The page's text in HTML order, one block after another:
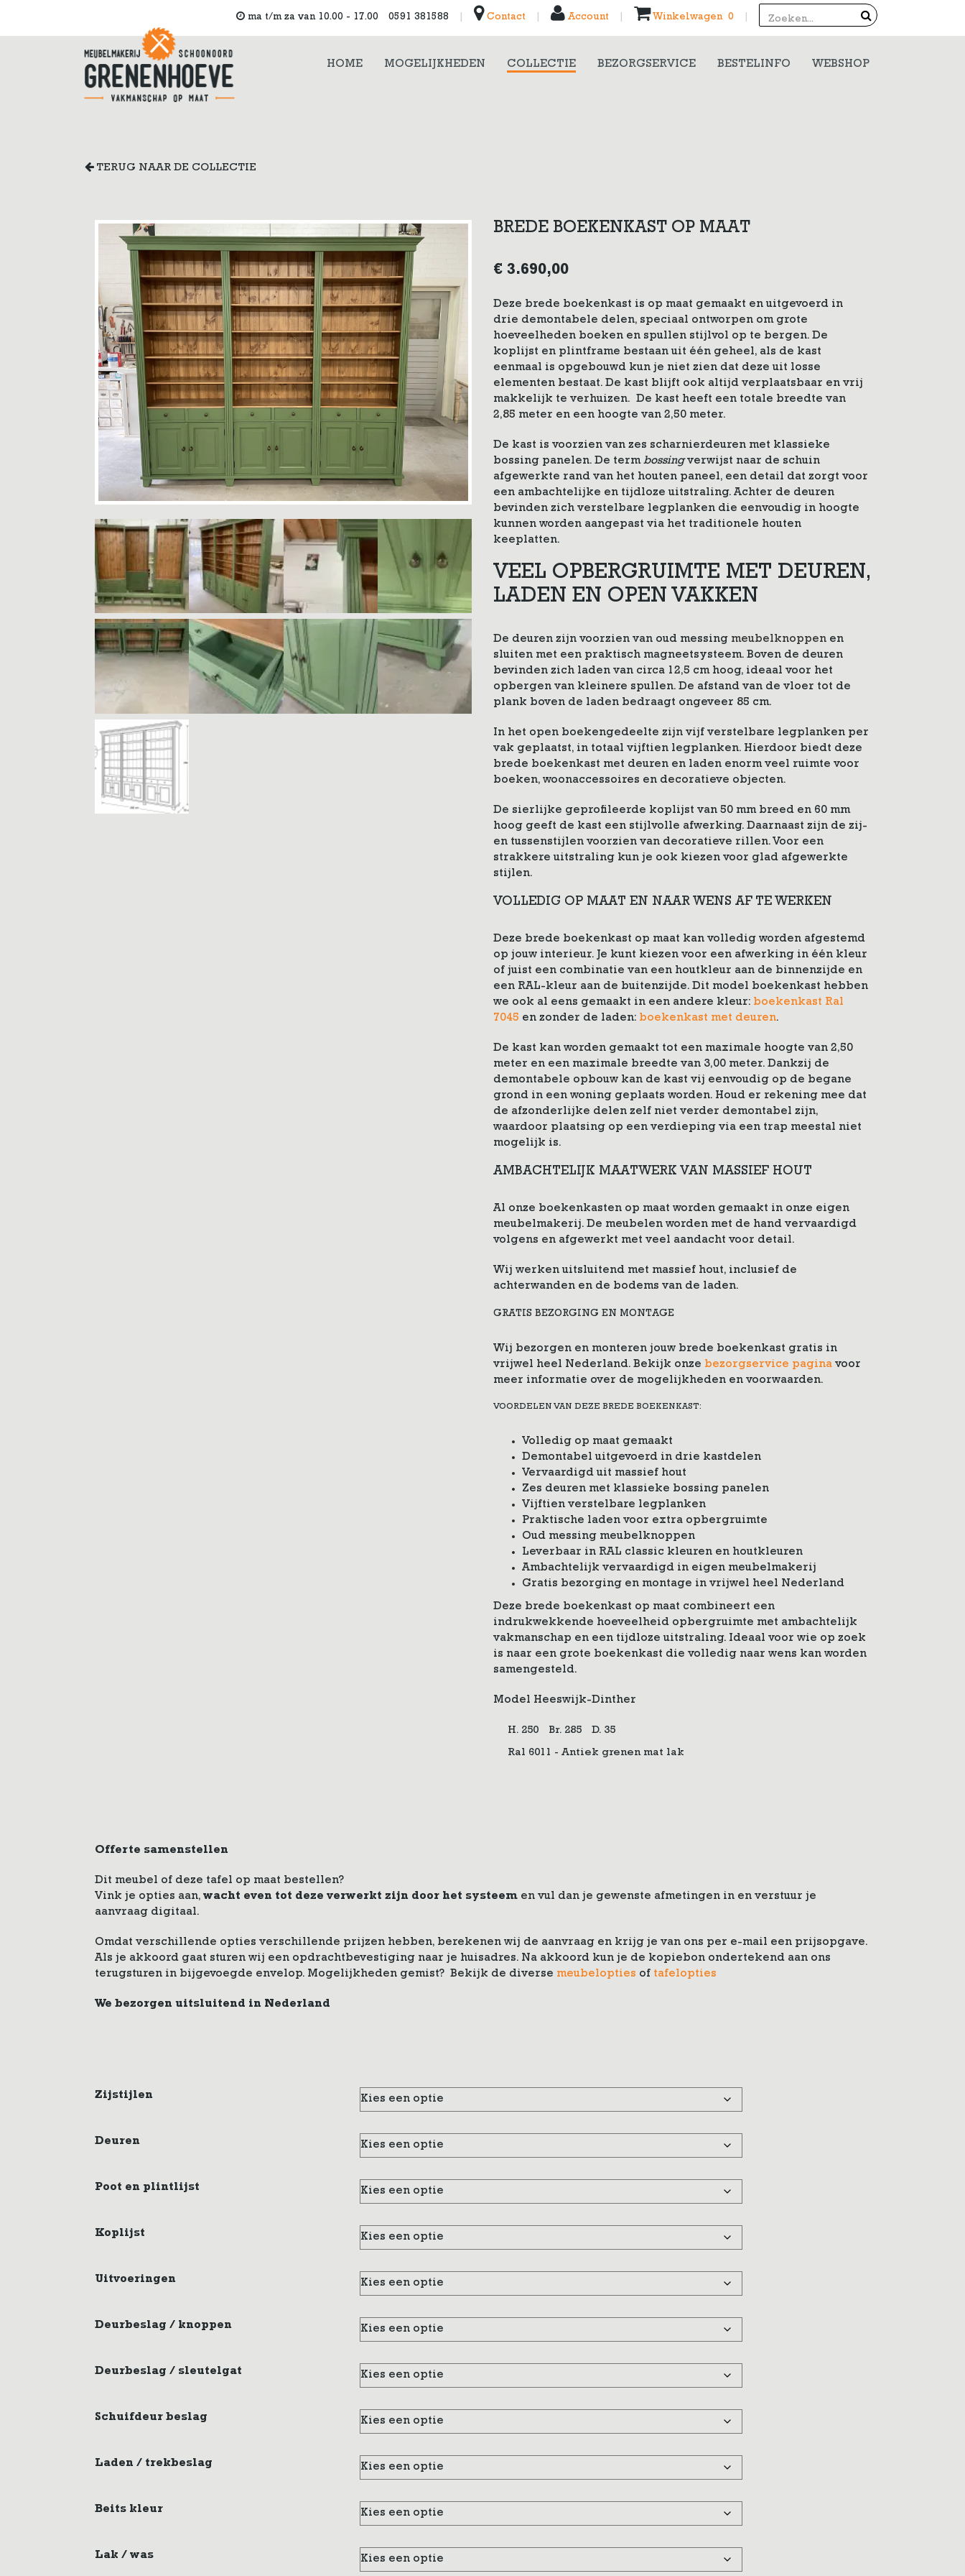
ma t/m za van 10.00 - 17.00 0591 381588 Contact Account Winkelwagen 0
HOME MOGELIJKHEDEN COLLECTIE BEZORGSERVICE BESTELINFO WEBSHOP
TERUG NAAR DE COLLECTIE
BREDE BOEKENKAST OP MAAT
€ 3.690,00
Deze brede boekenkast is op maat gemaakt en uitgevoerd in
drie demontabele delen, speciaal ontworpen om grote
hoeveelheden boeken en spullen stijlvol op te bergen. De
koplijst en plintframe bestaan uit één geheel, als de kast
eenmaal is opgebouwd kun je niet zien dat deze uit losse
elementen bestaat. De kast blijft ook altijd verplaatsbaar en vrij
makkelijk te verhuizen. De kast heeft een totale breedte van
2,85 meter en een hoogte van 2,50 meter.
De kast is voorzien van zes scharnierdeuren met klassieke
bossing panelen. De termbossingverwijst naar de schuin
afgewerkte rand van het houten paneel, een detail dat zorgt voor
een ambachtelijke en tijdloze uitstraling. Achter de deuren
bevinden zich verstelbare legplanken die eenvoudig in hoogte
kunnen worden aangepast via het traditionele houten
keeplatten.
VEEL OPBERGRUIMTE MET DEUREN,
LADEN EN OPEN VAKKEN
De deuren zijn voorzien van oud messing meubelknoppen en
sluiten met een praktisch magneetsysteem. Boven de deuren
bevinden zich laden van circa 12,5 cm hoog, ideaal voor het
opbergen van kleinere spullen. De afstand van de vloer tot de
plank boven de laden bedraagt ongeveer 85 cm.
In het open boekengedeelte zijn vijf verstelbare legplanken per
vak geplaatst, in totaal vijftien legplanken. Hierdoor biedt deze
brede boekenkast met deuren en laden enorm veel ruimte voor
boeken, woonaccessoires en decoratieve objecten.
De sierlijke geprofileerde koplijst van 50 mm breed en 60 mm
hoog geeft de kast een stijlvolle afwerking. Daarnaast zijn de zij-
en tussenstijlen voorzien van decoratieve rillen. Voor een
strakkere uitstraling kun je ook kiezen voor glad afgewerkte
stijlen.
VOLLEDIG OP MAAT EN NAAR WENS AF TE WERKEN
Deze brede boekenkast op maat kan volledig worden afgestemd
op jouw interieur. Je kunt kiezen voor een afwerking in één kleur
of juist een combinatie van een houtkleur aan de binnenzijde en
een RAL-kleur aan de buitenzijde. Dit model boekenkast hebben
we ook al eens gemaakt in een andere kleur: boekenkast Ral
7045 en zonder de laden: boekenkast met deuren.
De kast kan worden gemaakt tot een maximale hoogte van 2,50
meter en een maximale breedte van 3,00 meter. Dankzij de
demontabele opbouw kan de kast vij eenvoudig op de begane
grond in een woning geplaats worden. Houd er rekening mee dat
de afzonderlijke delen zelf niet verder demontabel zijn,
waardoor plaatsing op een verdieping via een trap meestal niet
mogelijk is.
AMBACHTELIJK MAATWERK VAN MASSIEF HOUT
Al onze boekenkasten op maat worden gemaakt in onze eigen
meubelmakerij. De meubelen worden met de hand vervaardigd
volgens en afgewerkt met veel aandacht voor detail.
Wij werken uitsluitend met massief hout, inclusief de
achterwanden en de bodems van de laden.
GRATIS BEZORGING EN MONTAGE
Wij bezorgen en monteren jouw brede boekenkast gratis in
vrijwel heel Nederland. Bekijk onze bezorgservice pagina voor
meer informatie over de mogelijkheden en voorwaarden.
VOORDELEN VAN DEZE BREDE BOEKENKAST:
Volledig op maat gemaakt
Demontabel uitgevoerd in drie kastdelen
Vervaardigd uit massief hout
Zes deuren met klassieke bossing panelen
Vijftien verstelbare legplanken
Praktische laden voor extra opbergruimte
Oud messing meubelknoppen
Leverbaar in RAL classic kleuren en houtkleuren
Ambachtelijk vervaardigd in eigen meubelmakerij
Gratis bezorging en montage in vrijwel heel Nederland
Deze brede boekenkast op maat combineert een
indrukwekkende hoeveelheid opbergruimte met ambachtelijk
vakmanschap en een tijdloze uitstraling. Ideaal voor wie op zoek
is naar een grote boekenkast die volledig naar wens kan worden
samengesteld.
Model Heeswijk-Dinther
H. 250 Br. 285 D. 35
Ral 6011 - Antiek grenen mat lak
Offerte samenstellen
Dit meubel of deze tafel op maat bestellen?
Vink je opties aan, wacht even tot deze verwerkt zijn door het systeem en vul dan je gewenste afmetingen in en verstuur je
aanvraag digitaal.
Omdat verschillende opties verschillende prijzen hebben, berekenen wij de aanvraag en krijg je van ons per e-mail een prijsopgave.
Als je akkoord gaat sturen wij een opdrachtbevestiging naar je huisadres. Na akkoord kun je de kopiebon ondertekend aan ons
terugsturen in bijgevoegde envelop. Mogelijkheden gemist? Bekijk de diverse meubelopties of tafelopties
We bezorgen uitsluitend in Nederland
Zijstijlen
Deuren
Poot en plintlijst
Koplijst
Uitvoeringen
Deurbeslag / knoppen
Deurbeslag / sleutelgat
Schuifdeur beslag
Laden / trekbeslag
Beits kleur
Lak / was